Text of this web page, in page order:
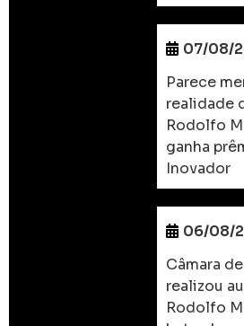
07/08/
Parece
realidade
Rodolfo
ganha
Inovador
06/08/
Câmara
realizou
Rodolfo